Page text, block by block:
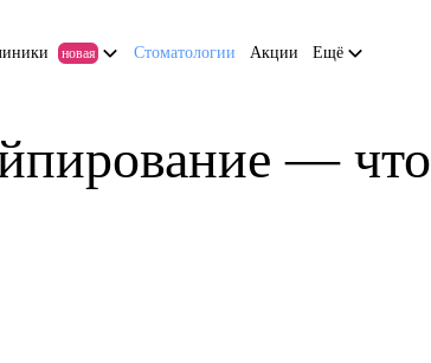
новая Стоматологии Акции Ещё
— что